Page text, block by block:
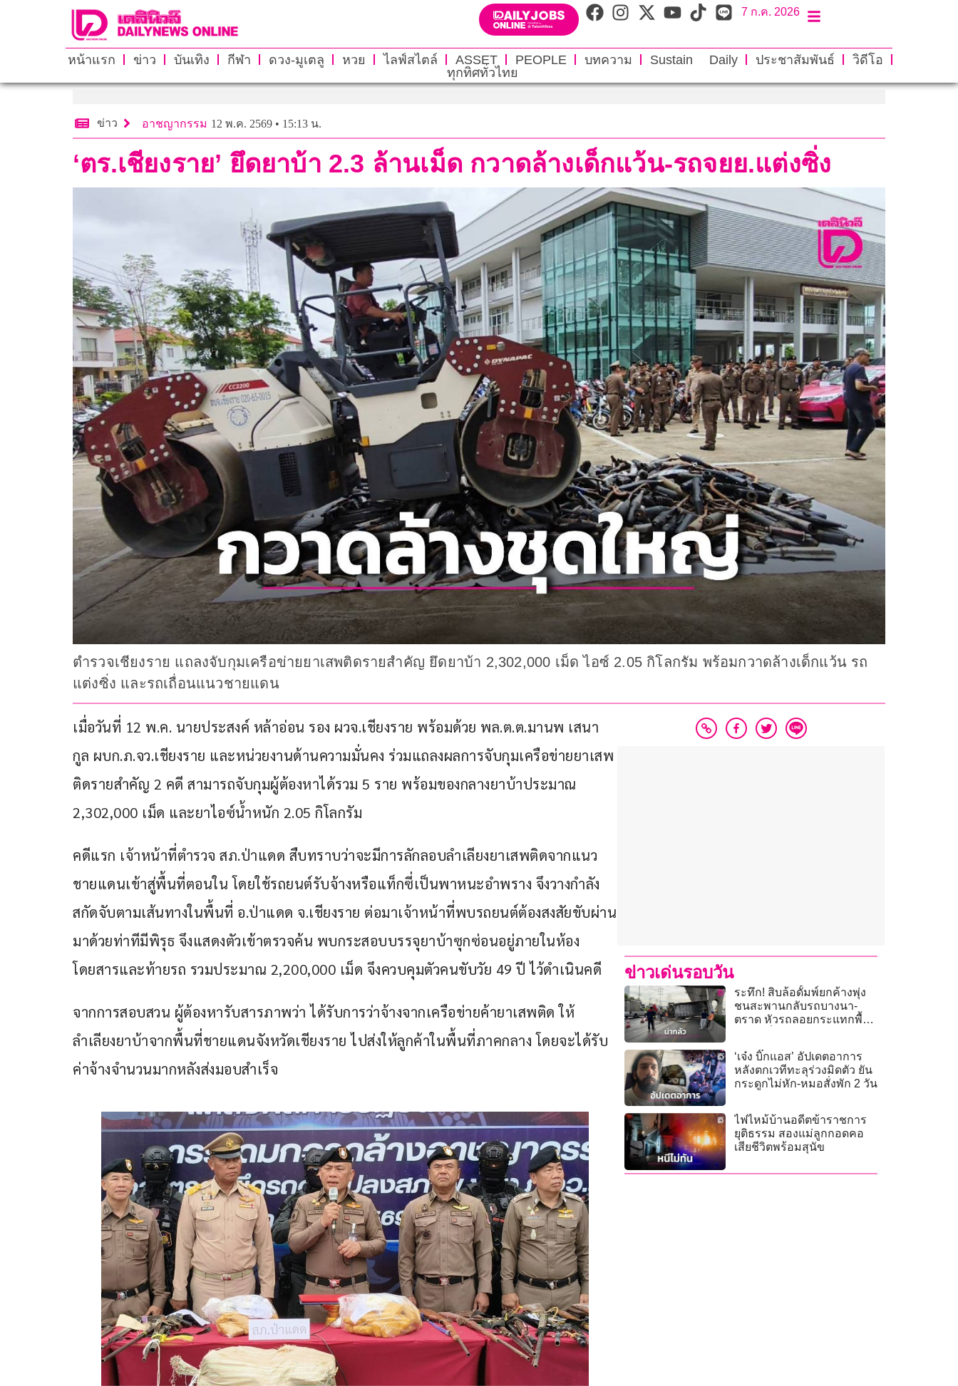
7 ก.ค. 2026
หน้าแรก ข่าว บันเทิง กีฬา ดวง-มูเตลู หวย ไลฟ์สไตล์ ASSET PEOPLE บทความ Sustain Daily ประชาสัมพันธ์
วิดีโอ
ทุกทิศทั่วไทย
ข่าว อาชญากรรม 12 พ.ค. 2569 • 15:13 น.
‘ตร.เชียงราย’ ยึดยาบ้า 2.3 ล้านเม็ด กวาดล้างเด็กแว้น-รถจยย.แต่งซิ่ง
ตำรวจเชียงราย แถลงจับกุมเครือข่ายยาเสพติดรายสำคัญ ยึดยาบ้า 2,302,000 เม็ด ไอซ์ 2.05 กิโลกรัม พร้อมกวาดล้างเด็กแว้น รถ
แต่งซิ่ง และรถเถื่อนแนวชายแดน
เมื่อวันที่ 12 พ.ค. นายประสงค์ หล้าอ่อน รอง ผวจ.เชียงราย พร้อมด้วย พล.ต.ต.มานพ เสนา
กูล ผบก.ภ.จว.เชียงราย และหน่วยงานด้านความมั่นคง ร่วมแถลงผลการจับกุมเครือข่ายยาเสพ
ติดรายสำคัญ 2 คดี สามารถจับกุมผู้ต้องหาได้รวม 5 ราย พร้อมของกลางยาบ้าประมาณ
2,302,000 เม็ด และยาไอซ์น้ำหนัก 2.05 กิโลกรัม
คดีแรก เจ้าหน้าที่ตำรวจ สภ.ป่าแดด สืบทราบว่าจะมีการลักลอบลำเลียงยาเสพติดจากแนว
ชายแดนเข้าสู่พื้นที่ตอนใน โดยใช้รถยนต์รับจ้างหรือแท็กซี่เป็นพาหนะอำพราง จึงวางกำลัง
สกัดจับตามเส้นทางในพื้นที่ อ.ป่าแดด จ.เชียงราย ต่อมาเจ้าหน้าที่พบรถยนต์ต้องสงสัยขับผ่าน
มาด้วยท่าทีมีพิรุธ จึงแสดงตัวเข้าตรวจค้น พบกระสอบบรรจุยาบ้าซุกซ่อนอยู่ภายในห้อง
โดยสารและท้ายรถ รวมประมาณ 2,200,000 เม็ด จึงควบคุมตัวคนขับวัย 49 ปี ไว้ดำเนินคดี
จากการสอบสวน ผู้ต้องหารับสารภาพว่า ได้รับการว่าจ้างจากเครือข่ายค้ายาเสพติด ให้
ลำเลียงยาบ้าจากพื้นที่ชายแดนจังหวัดเชียงราย ไปส่งให้ลูกค้าในพื้นที่ภาคกลาง โดยจะได้รับ
ค่าจ้างจำนวนมากหลังส่งมอบสำเร็จ
ข่าวเด่นรอบวัน
ระทึก! สิบล้อดั้มพ์ยกค้างพุ่ง
ชนสะพานกลับรถบางนา-
ตราด หัวรถลอยกระแทกพื้น
‘เจ๋ง บิ๊กแอส’ อัปเดตอาการ
หลังตกเวทีทะลุร่วงมิดตัว ยัน
กระดูกไม่หัก-หมอสั่งพัก 2 วัน
ไฟไหม้บ้านอดีตข้าราชการ
ยุติธรรม สองแม่ลูกกอดคอ
เสียชีวิตพร้อมสุนัข